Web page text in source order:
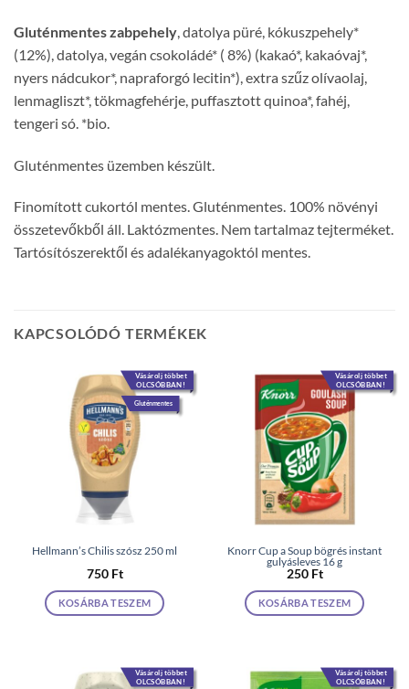
Gluténmentes zabpehely, datolya püré, kókuszpehely*
(12%), datolya, vegán csokoládé* ( 8%) (kakaó*, kakaóvaj*,
nyers nádcukor*, napraforgó lecitin*), extra szűz olívaolaj,
lenmagliszt*, tökmagfehérje, puffasztott quinoa*, fahéj,
tengeri só. *bio.
Gluténmentes üzemben készült.
Finomított cukortól mentes. Gluténmentes. 100% növényi
összetevőkből áll. Laktózmentes. Nem tartalmaz tejterméket.
Tartósítószerektől és adalékanyagoktól mentes.
KAPCSOLÓDÓ TERMÉKEK
Vásárolj többet
OLCSÓBBAN!
Gluténmentes
Hellmann’s Chilis szósz 250 ml
750 Ft
KOSÁRBA TESZEM
Vásárolj többet
OLCSÓBBAN!
Knorr Cup a Soup bögrés instant
gulyásleves 16 g
250 Ft
KOSÁRBA TESZEM
Vásárolj többet
OLCSÓBBAN!
Vásárolj többet
OLCSÓBBAN!